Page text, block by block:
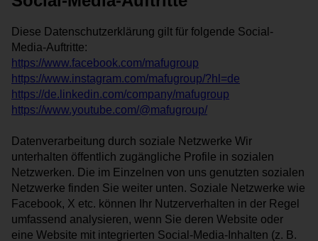
Statistik-Cookies helfen Webseiten-Besitzern zu
indem Informationen anonym gesammelt und
gemeldet werden.
Cookie
Beschreibung
Aidaform
Abwicklung der
eingebundenen
Kontaktformulare
Google Analytics
wie oft ein Benutzer
eine Website besucht
hat, sowie Daten für
den ersten und letzten
Besuch. Von Google
Analytics verwendet.
Namentliche
Diese Datenschutzerklärung gilt für folgende Social-
Media-Auftritte:
https://www.facebook.com/mafugroup
https://www.instagram.com/mafugroup/?hl=de
https://de.linkedin.com/company/mafugroup
https://www.youtube.com/@mafugroup/
Datenverarbeitung durch soziale Netzwerke Wir
unterhalten öffentlich zugängliche Profile in sozialen
Netzwerken. Die im Einzelnen von uns genutzten sozialen
Netzwerke finden Sie weiter unten. Soziale Netzwerke wie
Facebook, X etc. können Ihr Nutzerverhalten in der Regel
umfassend analysieren, wenn Sie deren Website oder
eine Website mit integrierten Social-Media-Inhalten (z. B.